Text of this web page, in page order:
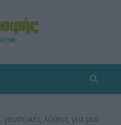
λύσεις για μια